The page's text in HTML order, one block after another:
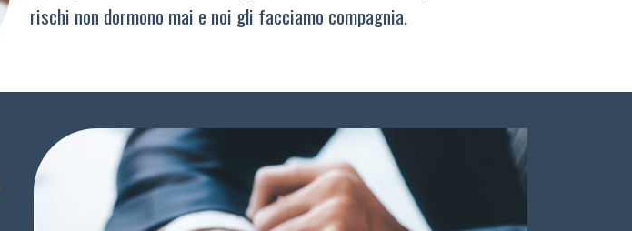
rischi non dormono mai e noi gli facciamo compagnia.